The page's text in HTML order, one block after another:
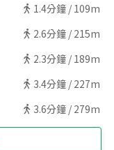
1.4分鐘 / 109m
2.6分鐘 / 215m
2.3分鐘 / 189m
3.4分鐘 / 227m
3.6分鐘 / 279m